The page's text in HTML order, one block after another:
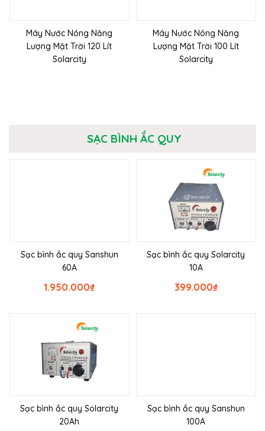
Máy Nước Nóng Năng
Lượng Mặt Trời 120 Lít
Solarcity
Máy Nước Nóng Năng
Lượng Mặt Trời 100 Lít
Solarcity
SẠC BÌNH ẮC QUY
Sạc bình ắc quy Sanshun
60A
₫
1.950.000
Sạc bình ắc quy Solarcity
10A
₫
399.000
Sạc bình ắc quy Solarcity
20Ah
Sạc bình ắc quy Sanshun
100A